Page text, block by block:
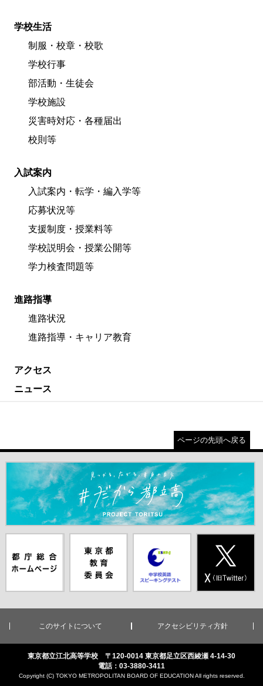
学校生活
制服・校章・校歌
学校行事
部活動・生徒会
学校施設
災害時対応・各種届出
校則等
入試案内
入試案内・転学・編入学等
応募状況等
支援制度・授業料等
学校説明会・授業公開等
学力検査問題等
進路指導
進路状況
進路指導・キャリア教育
アクセス
ニュース
ページの先頭へ戻る
＃だから都立高（別ウインドウが開きます）
ムページ（別
ウインドウが
員会（別ウイ
ンドウが開き
ピーキングテ
スト（別ウイ
ンドウが開き
（別ウインド
ウが開きま
す）
このサイトについて アクセシビリティ方針
東京都立江北高等学校 〒120-0014 東京都足立区西綾瀬 4-14-30
電話：03-3880-3411
Copyright (C) TOKYO METROPOLITAN BOARD OF EDUCATION All rights reserved.